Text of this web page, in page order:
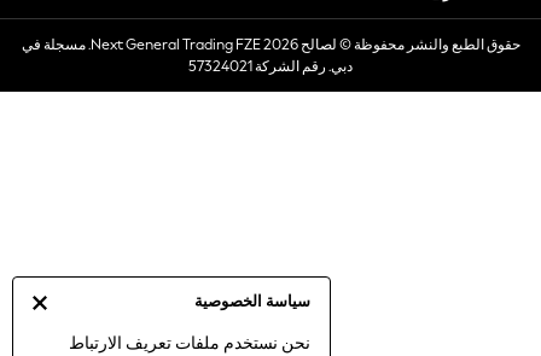
سياسة الخصوصية
نحن نستخدم ملفات تعريف الارتباط
Dresses
Occasionwear
Sets & Outfits
Sun Hats & Caps
حقوق الطبع والنشر محفوظة © لصالح 2026 Next General Trading FZE. مسجلة في
دبي. رقم الشركة 57324021